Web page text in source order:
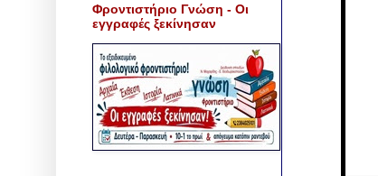
Φροντιστήριο Γνώση - Οι
εγγραφές ξεκίνησαν